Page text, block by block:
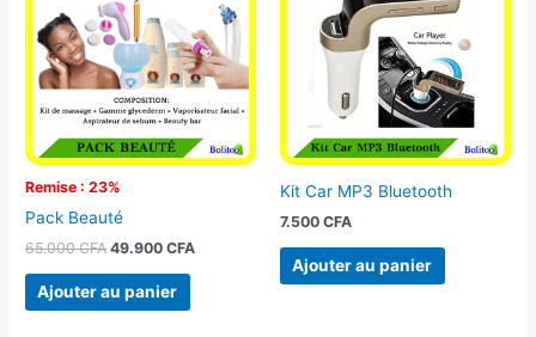
Remise : 23%
Pack Beauté
65.000CFA
65.000 CFA.
49.900CFA
49.900 CFA.
Ajouter au panier
Kit Car MP3 Bluetooth
7.500 CFA
Ajouter au panier